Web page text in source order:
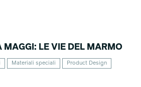
MAGGI: LE VIE DEL MARMO
Materiali speciali Product Design